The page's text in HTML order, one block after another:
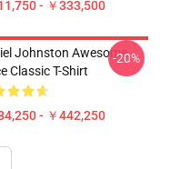
- ￥333,500
Johnston Awesome
Classic T-Shirt
- ￥442,250
-20%